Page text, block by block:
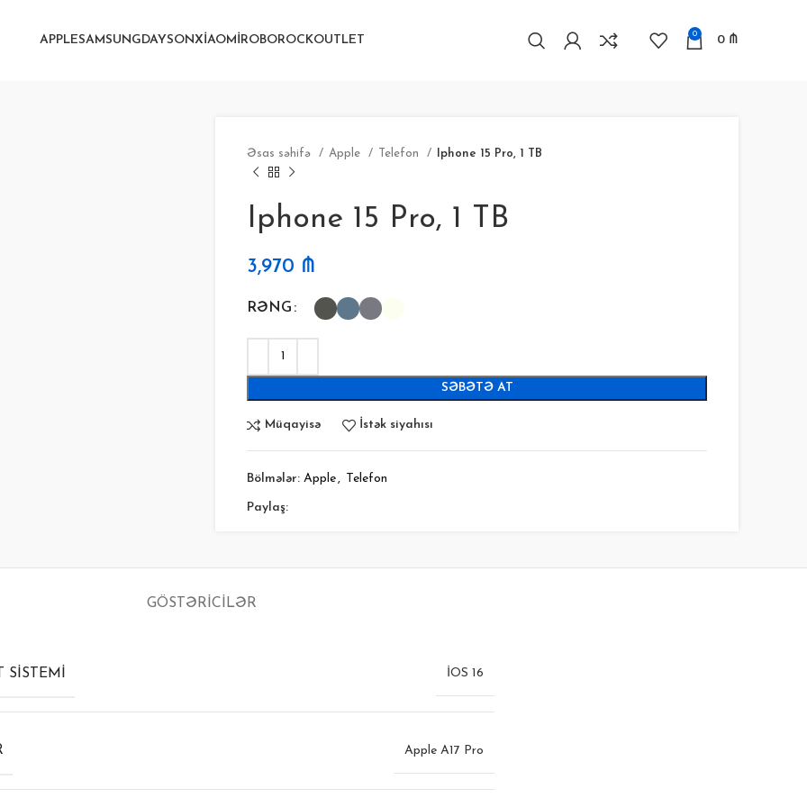
APPLESAMSUNGDAYSONXIAOMIROBOROCKOUTLET 0 0 ₼
Əsas səhifə Apple Telefon Iphone 15 Pro, 1 TB
Iphone 15 Pro, 1 TB
3,970 ₼
RƏNG
SƏBƏTƏ AT
Müqayisə İstək siyahısı
Bölmələr: Apple , Telefon
Paylaş:
GÖSTƏRICILƏR
İOS 16
Apple A17 Pro